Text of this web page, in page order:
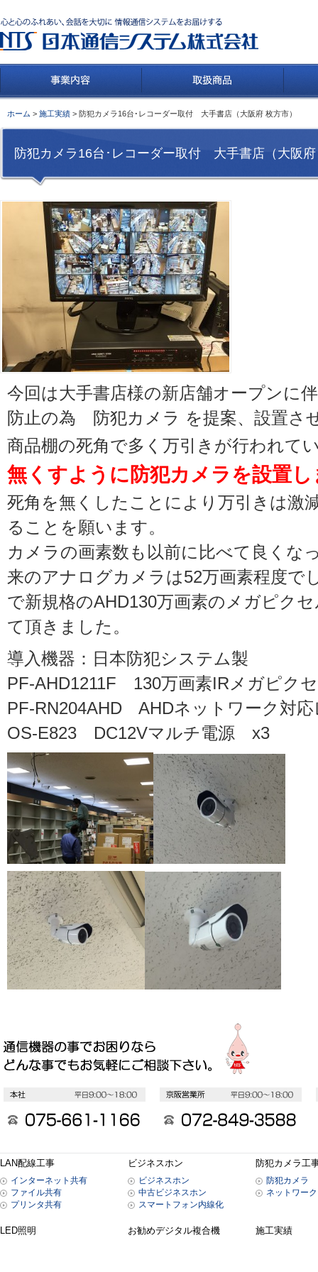
ホーム > 施工実績 > 防犯カメラ16台･レコーダー取付 大手書店（大阪府 枚方市）
防犯カメラ16台･レコーダー取付 大手書店（大阪
今回は大手書店様の新店舗オープンに
防止の為 防犯カメラ を提案、設置さ
商品棚の死角で多く万引きが行われて
無くすように防犯カメラを設置
死角を無くしたことにより万引きは激
ることを願います。
カメラの画素数も以前に比べて良くな
来のアナログカメラは52万画素程度で
で新規格のAHD130万画素のメガピク
て頂きました。
導入機器：日本防犯システム製
PF-AHD1211F 130万画素IRメガピク
PF-RN204AHD AHDネットワーク対
OS-E823 DC12Vマルチ電源 x3
LAN配線工事
インターネット共有
ファイル共有
プリンタ共有
ビジネスホン
ビジネスホン
中古ビジネスホン
スマートフォン内線化
防犯カメラ工
防犯カメラ
ネットワー
LED照明 お勧めデジタル複合機 施工実績